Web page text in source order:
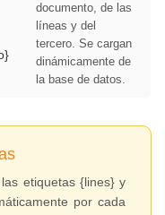
documento, de las
líneas y del
tercero. Se cargan
dinámicamente de
la base de datos.
etiquetas {lines} y
por cada